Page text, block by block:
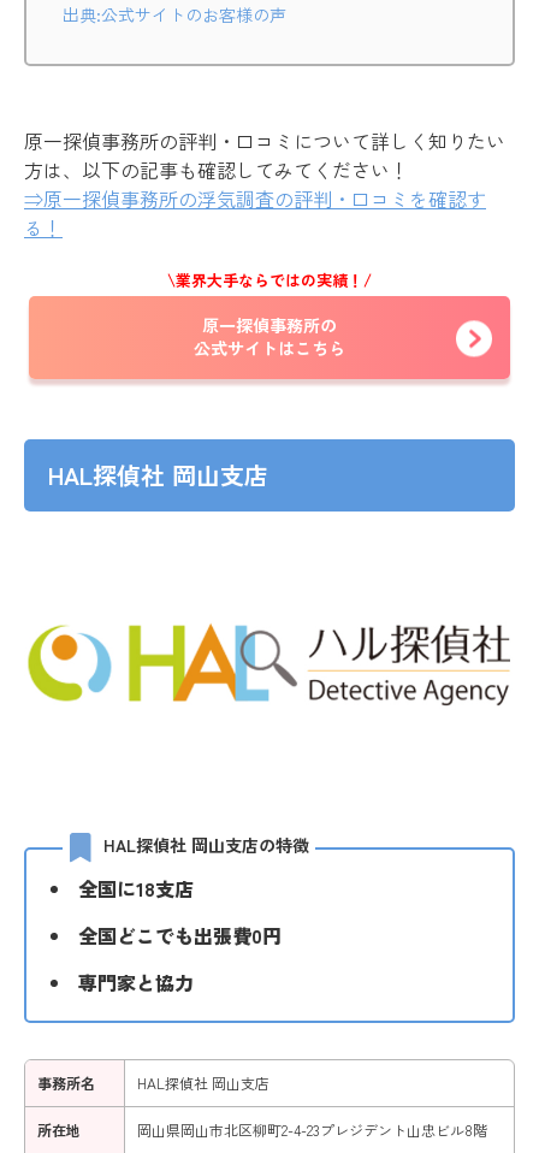
出典:公式サイトのお客様の声
原一探偵事務所の評判・口コミについて詳しく知りたい
方は、以下の記事も確認してみてください！
⇒原一探偵事務所の浮気調査の評判・口コミを確認す
る！
\業界大手ならではの実績！/
原一探偵事務所の
公式サイトはこちら
HAL探偵社 岡山支店
HAL探偵社 岡山支店の特徴
全国に18支店
全国どこでも出張費0円
専門家と協力
事務所名 HAL探偵社 岡山支店
所在地 岡山県岡山市北区柳町2-4-23プレジデント山忠ビル8階